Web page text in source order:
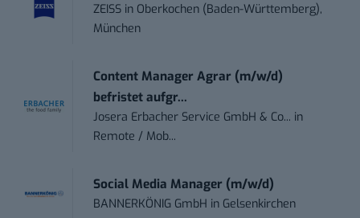
ZEISS in Oberkochen (Baden-Württemberg),
München
Content Manager Agrar (m/w/d)
befristet aufgr...
Josera Erbacher Service GmbH & Co... in
Remote / Mob...
Social Media Manager (m/w/d)
BANNERKÖNIG GmbH in Gelsenkirchen